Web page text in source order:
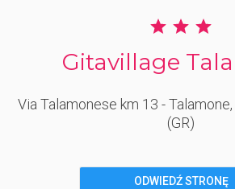
Gitavillage
Via Talamonese km 13 - Talamone
(GR)
ODWIEDŹ STRONĘ